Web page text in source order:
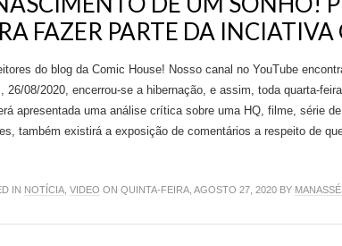
FAZER PARTE DA
do blog da Comic House! Nosso canal no YouTube
26/08/2020, encerrou-se a hibernação, e assim, toda quarta-
apresentada uma análise crítica sobre uma HQ, filme, série
também existirá a exposição de comentários a respeito de
IN NOTÍCIA VIDEO ON QUINTA-FEIRA, AGOSTO 27, 2020 BY